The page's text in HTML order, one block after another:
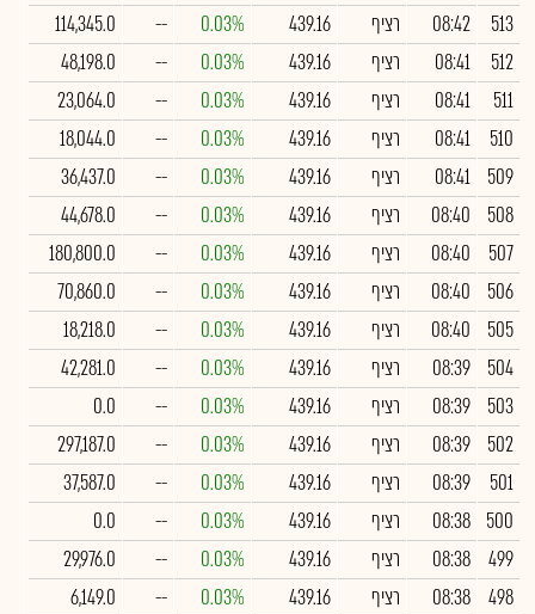
513
08:42 רציף 439.16
0.03%
--
114,345.0
512
08:41 רציף 439.16
0.03%
--
48,198.0
511
08:41 רציף 439.16
0.03%
--
23,064.0
510
08:41 רציף 439.16
0.03%
--
18,044.0
509
08:41 רציף 439.16
0.03%
--
36,437.0
508
08:40 רציף 439.16
0.03%
--
44,678.0
507
08:40 רציף 439.16
0.03%
--
180,800.0
506
08:40 רציף 439.16
0.03%
--
70,860.0
505
08:40 רציף 439.16
0.03%
--
18,218.0
504
08:39 רציף 439.16
0.03%
--
42,281.0
503
08:39 רציף 439.16
0.03%
--
0.0
502
08:39 רציף 439.16
0.03%
--
297,187.0
501
08:39 רציף 439.16
0.03%
--
37,587.0
500
08:38 רציף 439.16
0.03%
--
0.0
499
08:38 רציף 439.16
0.03%
--
29,976.0
498
08:38 רציף 439.16
0.03%
--
6,149.0